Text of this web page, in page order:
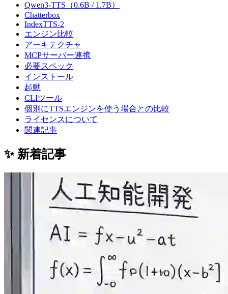
Qwen3-TTS（0.6B / 1.7B）
Chatterbox
IndexTTS-2
エンジン比較
アーキテクチャ
MCPサーバー連携
必要スペック
インストール
起動
CLIツール
個別にTTSエンジンを使う場合との比較
ライセンスについて
関連記事
✨ 新着記事